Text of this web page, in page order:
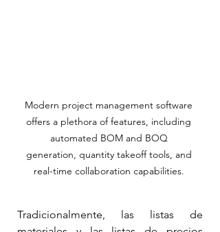
Modern project management software
offers a plethora of features, including
automated BOM and BOQ
generation, quantity takeoff tools, and
real-time collaboration capabilities.
Tradicionalmente, las listas de